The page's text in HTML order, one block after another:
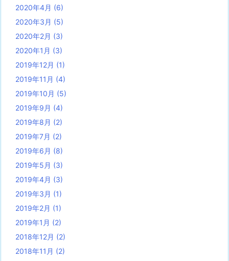
2020年4月 (6)
2020年3月 (5)
2020年2月 (3)
2020年1月 (3)
2019年12月 (1)
2019年11月 (4)
2019年10月 (5)
2019年9月 (4)
2019年8月 (2)
2019年7月 (2)
2019年6月 (8)
2019年5月 (3)
2019年4月 (3)
2019年3月 (1)
2019年2月 (1)
2019年1月 (2)
2018年12月 (2)
2018年11月 (2)